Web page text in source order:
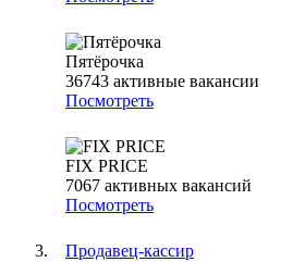
Пятёрочка
36743 активные вакансии
Посмотреть
FIX PRICE
7067 активных вакансий
Посмотреть
Продавец-кассир